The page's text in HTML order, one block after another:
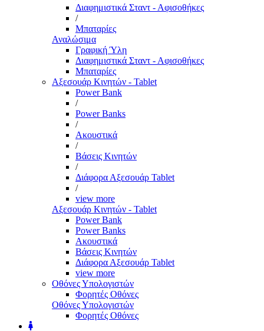
Διαφημιστικά Σταντ - Αφισοθήκες
/
Μπαταρίες
Αναλώσιμα
Γραφική Ύλη
Διαφημιστικά Σταντ - Αφισοθήκες
Μπαταρίες
Αξεσουάρ Κινητών - Tablet
Power Bank
/
Power Banks
/
Ακουστικά
/
Βάσεις Κινητών
/
Διάφορα Αξεσουάρ Tablet
/
view more
Αξεσουάρ Κινητών - Tablet
Power Bank
Power Banks
Ακουστικά
Βάσεις Κινητών
Διάφορα Αξεσουάρ Tablet
view more
Οθόνες Υπολογιστών
Φορητές Οθόνες
Οθόνες Υπολογιστών
Φορητές Οθόνες